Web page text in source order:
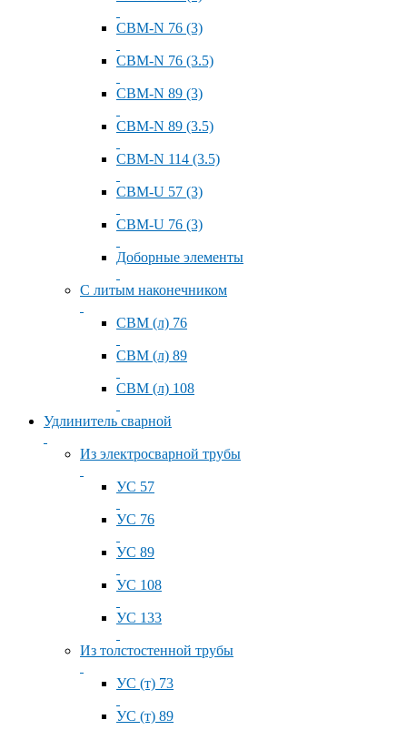
СВМ-N 76 (3)
СВМ-N 76 (3.5)
СВМ-N 89 (3)
СВМ-N 89 (3.5)
СВМ-N 114 (3.5)
СВМ-U 57 (3)
СВМ-U 76 (3)
Доборные элементы
С литым наконечником
СВМ (л) 76
СВМ (л) 89
СВМ (л) 108
Удлинитель сварной
Из электросварной трубы
УС 57
УС 76
УС 89
УС 108
УС 133
Из толстостенной трубы
УС (т) 73
УС (т) 89